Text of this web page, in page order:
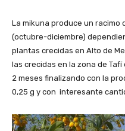
La mikuna produce un racimo
(octubre-diciembre)
plantas crecidas en Alto de
las crecidas en la zona de
2 meses finalizando con la
0,25 g y con interesante